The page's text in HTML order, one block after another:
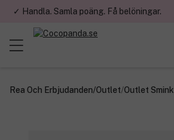
✓ Handla. Samla poäng. Få belöningar.
Rea Och Erbjudanden/Outlet/Outlet Smink